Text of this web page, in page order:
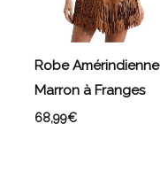
Robe Amérindienne
Marron à Franges
68,99€